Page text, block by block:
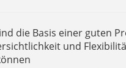
die Basis einer guten
und